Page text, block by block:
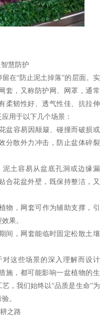
慧防护
在“防止泥土掉落”的层面。实
套，又称防护网、网罩，通常
柔韧性好、透气性佳、抗拉伸
用于以下几个场景：
盆容易因颠簸、碰撞而破损或
分散外力冲击，防止盆体碎裂
泥土容易从盆底孔洞或边缘漏
合花盆外壁，既保持整洁，又
物，网套可作为辅助支撑，引
果。
间，网套能临时固定松散土壤
这些场景的深入理解而设计
施，都可能影响一盆植物的生
，我们始终以“品质是生命”为
。
之路